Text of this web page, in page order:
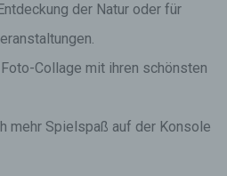
der Natur oder für
Collage mit ihren schönsten
mehr Spielspaß auf der Konsole